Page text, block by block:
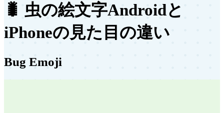
🐛 虫の絵文字Androidと
iPhoneの見た目の違い
Bug Emoji